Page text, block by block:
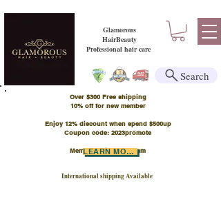
Glamorous
HairBeauty
Professional hair care
Over $300 Free shipping
​10% off for new member
Enjoy 12% discount when spend $500up
Coupon code: 2023promote
Member Points Program
International shipping Available
LEARN MORE
Search